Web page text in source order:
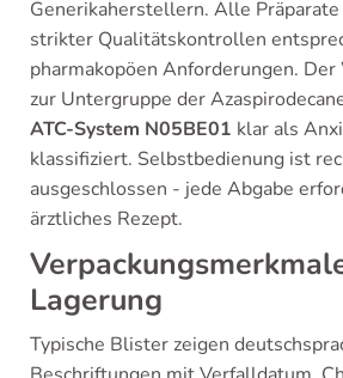
Generikaherstellern. Alle
strikter Qualitätskontrollen
pharmakopöen Anforderungen.
zur Untergruppe der
ATC-System N05BE01 klar als
klassifiziert. Selbstbedienung ist
ausgeschlossen - jede Abgabe
ärztliches Rezept.
Lagerung
Typische Blister zeigen